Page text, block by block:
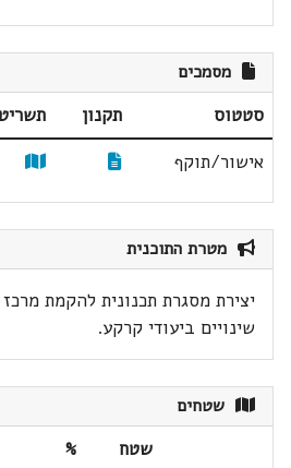
מסמכים
סטטוס תקנון תשריט
אישור/תוקף
מטרת התוכנית
יצירת מסגרת תכנונית להקמת מרכז
שינויים ביעודי קרקע.
שטחים
שטח
%